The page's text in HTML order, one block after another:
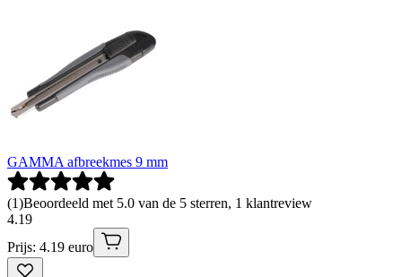
GAMMA afbreekmes 9 mm
(1)Beoordeeld met 5.0 van de 5 sterren, 1 klantreview
4.19
Prijs: 4.19 euro